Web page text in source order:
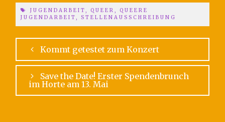
JUGENDARBEIT, QUEER ,
QUEERE
JUGENDARBEIT, STELLENAUSSCHREIBUNG
Kommt getestet zum Konzert
Save the Date! Erster Spendenbrunch
im Horte am 13. Mai